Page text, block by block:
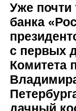
Уже почти
банка
с первых
Комитета
дачный